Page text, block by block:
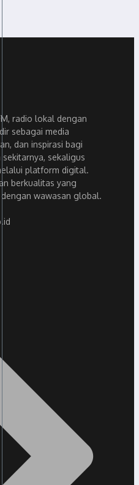
radio lokal dengan
sebagai media
dan inspirasi bagi
sekaligus
platform digital.
berkualitas yang
wawasan global.